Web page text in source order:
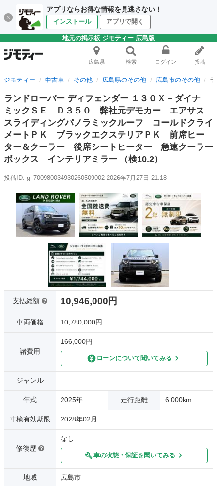
アプリならお得な情報を見逃さない！
インストール アプリで開く
地元の掲示板 ジモティー 広島版
広島県 検索 ログイン 投稿
ジモティー 中古車 その他 広島県のその他 広島市のその他
ランドローバー ディフェンダー １３０Ｘ－ダイナ
ミックＳＥ Ｄ３５０ 弊社元デモカー エアサス
スライディングパノラミックルーフ コールドクライ
メートＰＫ ブラックエクステリアＰＫ 前席ヒー
ター＆クーラー 後席シートヒーター 急速クーラー
ボックス インテリアミラー （検10.2）
投稿ID: g_700980034930260509002 2026年7月27日 21:18
支払総額 10,946,000円
車両価格 10,780,000円
諸費用
166,000円
ローンについて聞いてみる
ジャンル
年式 2025年 走行距離 6,000km
車検有効期限 2028年02月
修復歴
なし
車の状態・保証を聞いてみる
地域 広島市